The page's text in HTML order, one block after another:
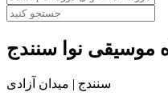
موسیقی نوا سنندج
سنندج | میدان آزادی